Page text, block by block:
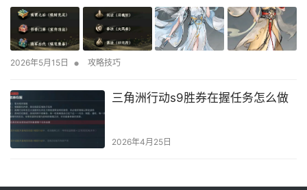
2026年5月15日 • 攻略技巧
三角洲行动s9胜券在握任务怎么做
2026年4月25日